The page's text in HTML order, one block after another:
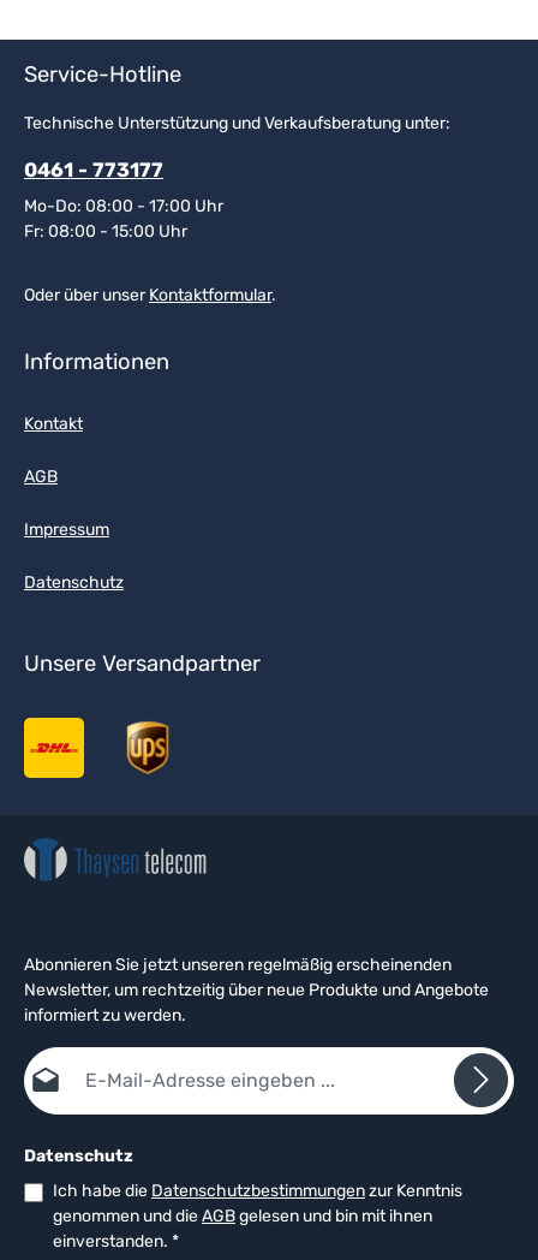
Service-Hotline
Technische Unterstützung und Verkaufsberatung unter:
0461 - 773177
Mo-Do: 08:00 - 17:00 Uhr
Fr: 08:00 - 15:00 Uhr
Oder über unserKontaktformular.
Informationen
Kontakt
AGB
Impressum
Datenschutz
Unsere Versandpartner
Abonnieren Sie jetzt unseren regelmäßig erscheinenden
Newsletter, um rechtzeitig über neue Produkte und Angebote
informiert zu werden.
E-Mail-Adresse*
Datenschutz
Ich habe die Datenschutzbestimmungenzur Kenntnis
genommen und dieAGBgelesen und bin mit ihnen
einverstanden. *